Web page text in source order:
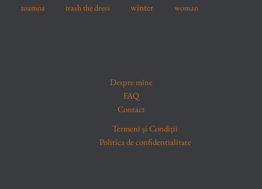
toamna trash the dress winter woman
Despre mine
FAQ
Contact
Termeni și Condiții
Politica de confidentialitate